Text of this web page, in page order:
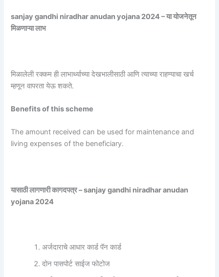
sanjay gandhi niradhar anudan yojana 2024 – या योजनेतून
मिळणाऱ्या लाभ
मिळालेली रक्कम ही लाभार्थ्याच्या देखभालीसाठी आणि त्याच्या राहण्याचा खर्च
म्हणून वापरता येऊ शकते.
Benefits of this scheme
The amount received can be used for maintenance and
living expenses of the beneficiary.
यासाठी लागणारी कागदपत्र – sanjay gandhi niradhar anudan
yojana 2024
अर्जदाराचे आधार कार्ड पॅन कार्ड
दोन पासपोर्ट साईज फोटोज